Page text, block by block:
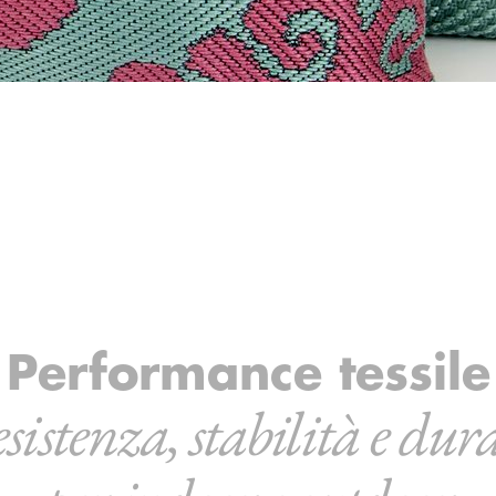
Performance tessile
stabilità e